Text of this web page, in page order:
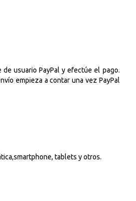
usuario PayPal y efectúe el pago.
empieza a contar una vez PayPal
tablets y otros.